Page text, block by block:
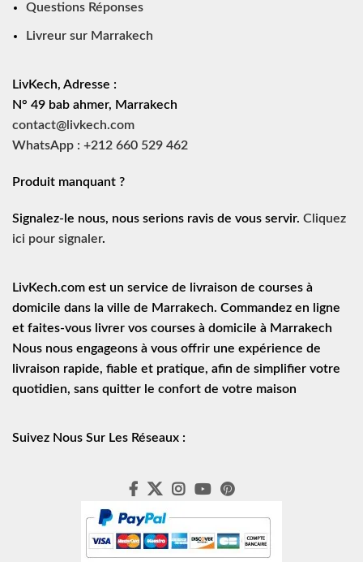
Questions Réponses
Livreur sur Marrakech
LivKech, Adresse :
N° 49 bab ahmer, Marrakech
contact@livkech.com
WhatsApp : +212 660 529 462
Produit manquant ?
Signalez-le nous, nous serions ravis de vous servir. Cliquez
ici pour signaler.
LivKech.com est un service de
livraison de courses à
domicile dans la ville de Marrakech. Commandez en ligne
et faites-vous livrer vos courses à domicile à Marrakech
Nous nous engageons à vous offrir une expérience de
livraison rapide, fiable et pratique, afin de simplifier votre
quotidien, sans quitter le confort de votre maison
Suivez Nous Sur Les Réseaux :